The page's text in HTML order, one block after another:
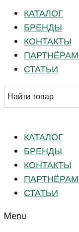
КАТАЛОГ
БРЕНДЫ
КОНТАКТЫ
ПАРТНЁРАМ
СТАТЬИ
КАТАЛОГ
БРЕНДЫ
КОНТАКТЫ
ПАРТНЁРАМ
СТАТЬИ
Menu